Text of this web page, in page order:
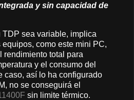
y sin capacidad de
TDP sea variable, implica
como este mini PC,
rendimiento total para
y el consumo del
caso, así lo ha configurado
no se conseguirá el
sin limite térmico.